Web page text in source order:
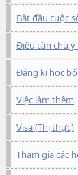
Bắt đầu cuộc
Điều cần chú
Đăng kí học
Việc làm thêm
Visa (Thị thực)
Tham gia các